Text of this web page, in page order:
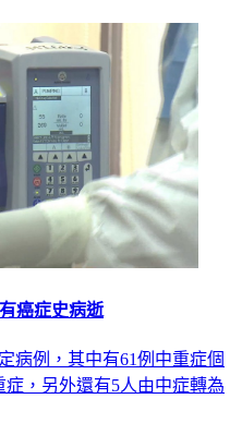
癌症史病逝
病例，其中有61例中重症個
，另外還有5人由中症轉為